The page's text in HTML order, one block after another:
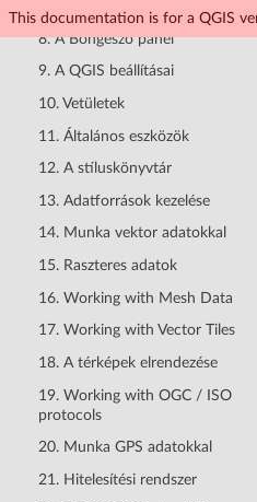
This documentation is for a QGIS
8. A Böngésző panel
9. A QGIS beállításai
10. Vetületek
11. Általános eszközök
12. A stíluskönyvtár
13. Adatforrások kezelése
14. Munka vektor adatokkal
15. Raszteres adatok
16. Working with Mesh Data
17. Working with Vector Tiles
18. A térképek elrendezése
19. Working with OGC / ISO
protocols
20. Munka GPS adatokkal
21. Hitelesítési rendszer